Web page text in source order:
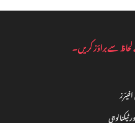
سے براؤز کریں۔